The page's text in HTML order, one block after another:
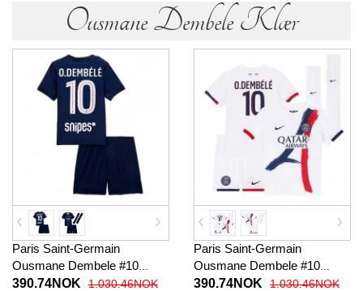
Ousmane Dembele Klær
Paris Saint-Germain
Ousmane Dembele #10
Fotballklær Hjemmedraktsett
390.74NOK 1.030.46NOK
Paris Saint-Germain
Ousmane Dembele #10
Fotballklær Bortedraktsett
390.74NOK 1.030.46NOK